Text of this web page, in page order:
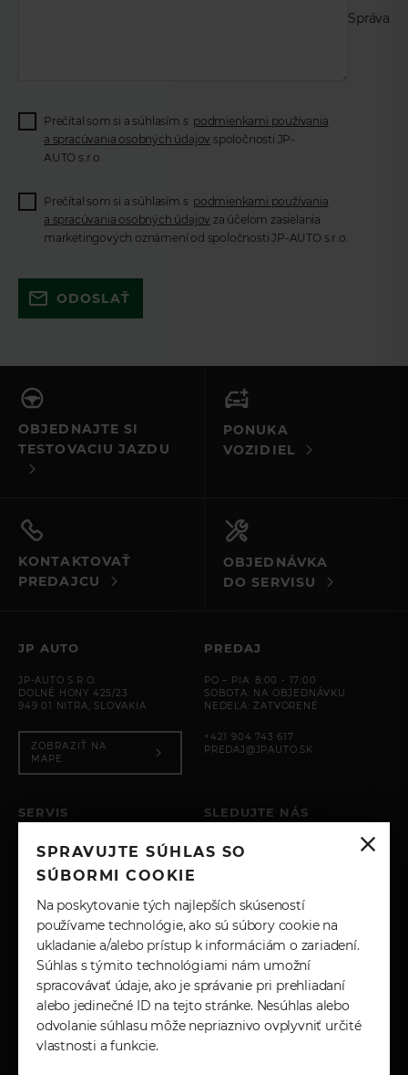
SPRAVUJTE SÚHLAS SO
SÚBORMI COOKIE
Na poskytovanie tých najlepších skúseností
používame technológie, ako sú súbory cookie na
ukladanie a/alebo prístup k informáciám o zariadení.
Súhlas s týmito technológiami nám umožní
spracovávať údaje, ako je správanie pri prehliadaní
alebo jedinečné ID na tejto stránke. Nesúhlas alebo
odvolanie súhlasu môže nepriaznivo ovplyvniť určité
vlastnosti a funkcie.
Správa
Prečítal som si a súhlasím s podmienkami používania
a spracúvania osobných údajov spoločnosti JP-
AUTO s.r.o.
Prečítal som si a súhlasím s podmienkami používania
a spracúvania osobných údajov za účelom zasielania
marketingových oznámení od spoločnosti JP-AUTO s.r.o.
vyplnili všetky povinné polia. Ak to
ODOSLAŤ
OBJEDNAJTE SI
TESTOVACIU JAZDU
PONUKA
VOZIDIEL
KONTAKTOVAŤ
PREDAJCU
OBJEDNÁVKA
DO SERVISU
JP AUTO
JP-AUTO S.R.O.
DOLNÉ HONY 425/23
949 01 NITRA, SLOVAKIA
ZOBRAZIŤ NA
MAPE
PREDAJ
PO – PIA: 8:00 - 17:00
SOBOTA: NA OBJEDNÁVKU
NEDEĽA: ZATVORENÉ
+421 904 743 617
PREDAJ@JPAUTO.SK
SERVIS
PO – PIA: 8:00 - 17:00
SOBOTA: ZATVORENÉ
NEDEĽA: ZATVORENÉ
+421 904 743 617
SERVIS@JPAUTO.SK
SLEDUJTE NÁS
FACEBOOK
LINKEDIN
YOUTUBE